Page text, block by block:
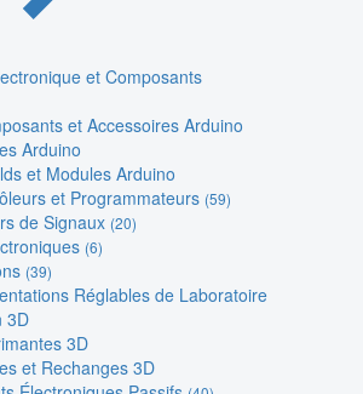
et Composants
et Accessoires Arduino
Arduino
et Modules Arduino
et Programmateurs (59)
de Signaux (20)
(6)
(39)
Réglables de Laboratoire
3D
3D
et Rechanges 3D